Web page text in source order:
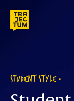
content
STUDENT STYLE